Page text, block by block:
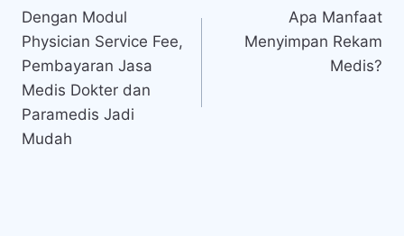
pos
Dengan Modul
Physician Service Fee,
Pembayaran Jasa
Medis Dokter dan
Paramedis Jadi
Mudah
Apa Manfaat
Menyimpan Rekam
Medis?